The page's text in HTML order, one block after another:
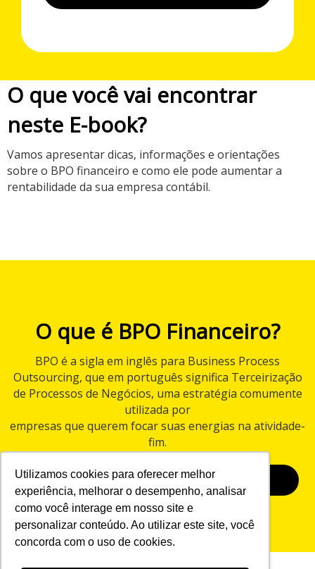
Utilizamos cookies para oferecer melhor
experiência, melhorar o desempenho, analisar
como você interage em nosso site e
personalizar conteúdo. Ao utilizar este site, você
concorda com o uso de cookies.
O que você vai encontrar
neste E-book?
Vamos apresentar dicas, informações e orientações
sobre o BPO financeiro e como ele pode aumentar a
rentabilidade da sua empresa contábil.
O que é BPO Financeiro?
BPO é a sigla em inglês para Business Process
Outsourcing, que em português significa Terceirização
de Processos de Negócios, uma estratégia comumente
utilizada por
empresas que querem focar suas energias na atividade-
fim.
BAIXAR E-BOOK